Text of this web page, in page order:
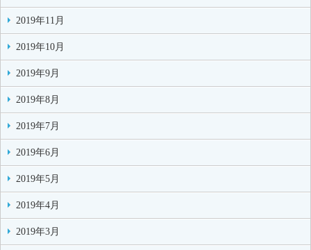
2019年11月
2019年10月
2019年9月
2019年8月
2019年7月
2019年6月
2019年5月
2019年4月
2019年3月